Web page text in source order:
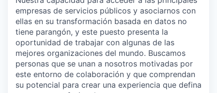
empresas de servicios públicos y asociarnos con
ellas en su transformación basada en datos no
tiene parangón, y este puesto presenta la
oportunidad de trabajar con algunas de las
mejores organizaciones del mundo. Buscamos
personas que se unan a nosotros motivadas por
este entorno de colaboración y que comprendan
su potencial para crear una experiencia que defina